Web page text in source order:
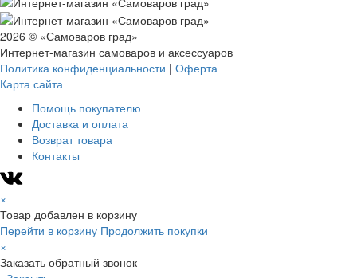
2026 © «Самоваров град»
Интернет-магазин самоваров и аксессуаров
Политика конфиденциальности | Оферта
Карта сайта
Помощь покупателю
Доставка и оплата
Возврат товара
Контакты
×
Товар добавлен в корзину
Перейти в корзину Продолжить покупки
×
Заказать обратный звонок